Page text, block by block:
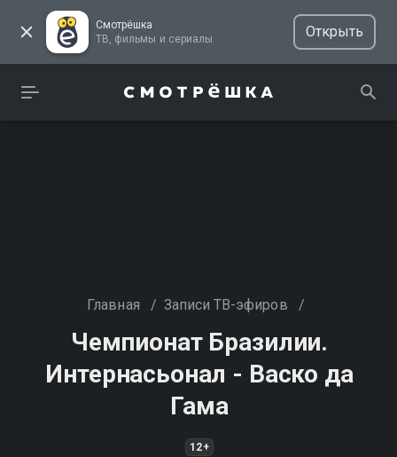
Смотрёшка
ТВ, фильмы и сериалы
Открыть
Главная / Записи ТВ-эфиров /
Чемпионат Бразилии.
Интернасьонал - Васко да
Гама
12+